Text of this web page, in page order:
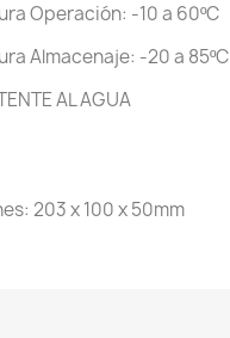
Operación: -10 a 60ºC
Almacenaje: -20 a 85ºC
AL AGUA
203 x 100 x 50mm